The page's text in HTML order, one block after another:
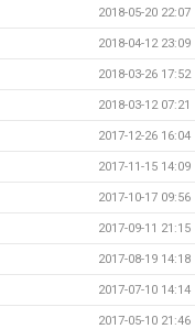
2018-05-20 22:07
2018-04-12 23:09
2018-03-26 17:52
2018-03-12 07:21
2017-12-26 16:04
2017-11-15 14:09
2017-10-17 09:56
2017-09-11 21:15
2017-08-19 14:18
2017-07-10 14:14
2017-05-10 21:46